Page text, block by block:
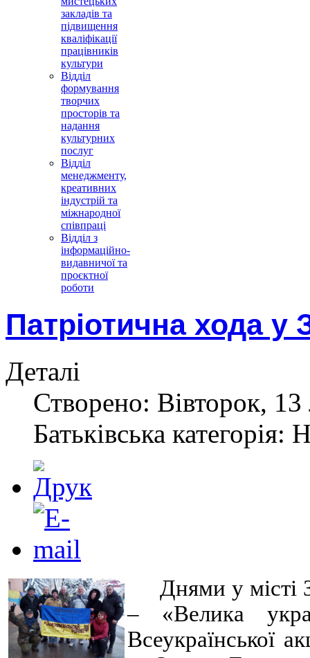
закладів та
підвищення
кваліфікації
працівників
культури
Відділ
формування
творчих
просторів та
надання
культурних
послуг
Відділ
менеджменту,
креативних
індустрій та
міжнародної
співпраці
Відділ з
інформаційно-
видавничої та
проєктної
роботи
Патріотична хода у
Деталі
Створено: Вівторок,
Батьківська категорія:
Днями у місті
– «Велика
Всеукраїнської